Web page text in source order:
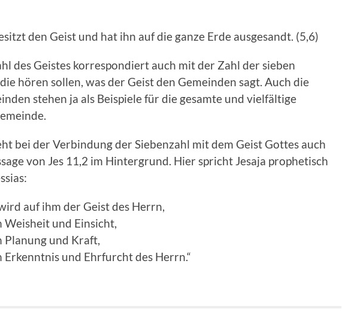
den Geist und hat ihn auf die ganze Erde ausgesandt. (5,6)
des Geistes korrespondiert auch mit der Zahl der sieben
hören sollen, was der Geist den Gemeinden sagt. Auch die
stehen ja als Beispiele für die gesamte und vielfältige
bei der Verbindung der Siebenzahl mit dem Geist Gottes auch
von Jes 11,2 im Hintergrund. Hier spricht Jesaja prophetisch
auf ihm der Geist des Herrn,
Weisheit und Einsicht,
Planung und Kraft,
Erkenntnis und Ehrfurcht des Herrn.“